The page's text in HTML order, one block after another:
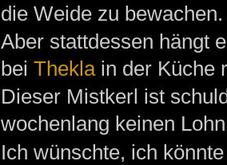
die Weide zu bewachen.
Aber stattdessen hängt
bei Theklain der Küche
Dieser Mistkerl ist
wochenlang keinen
Ich wünschte, ich